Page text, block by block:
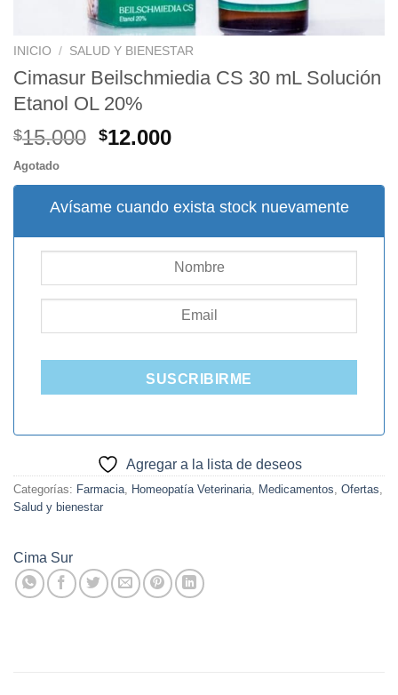
INICIO / SALUD Y BIENESTAR
Cimasur Beilschmiedia CS 30 mL Solución
Etanol OL 20%
$15.000 El
original
era:
$12.000El
actual
es:
Agotado
Avísame cuando exista stock nuevamente
SUSCRIBIRME
Agregar a la lista de deseos
Categorías: Farmacia, Homeopatía Veterinaria, Medicamentos, Ofertas,
Salud y bienestar
Cima Sur